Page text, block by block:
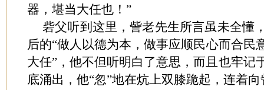
器，堪当大任也！”
砦父听到这里，訾老先生所言虽未全懂
后的“做人以德为本，做事应顺民心而合
大任”，他不但听明白了意思，而且也牢记
底涌出，他“忽”地在炕上双膝跪起，连着